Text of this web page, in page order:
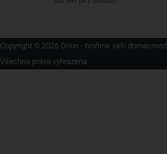
Copyright © 2026 Orion - tvoříme vaši domácnost
Všechna práva vyhrazena